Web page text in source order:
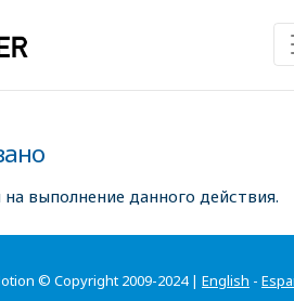
выполнение данного действия.
© Copyright 2009-2024 | English -